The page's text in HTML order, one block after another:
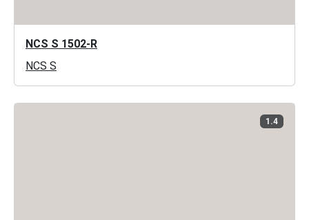
NCS S 1502-R
NCS S
1.4